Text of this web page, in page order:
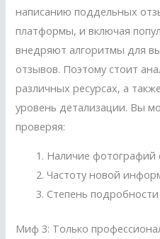
написанию поддельных
платформы, и включая
внедряют алгоритмы для
отзывов. Поэтому стоит
различных ресурсах, а
уровень детализации. Вы
проверяя:
Наличие фотографий
Частоту новой
Степень
Миф 3: Только